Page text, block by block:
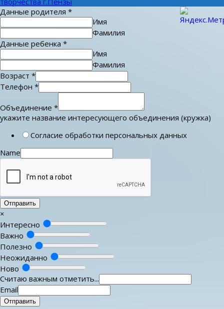
Данные родителя *
Имя
Фамилия
Данные ребенка *
Имя
Фамилия
Возраст *
Телефон *
Объединение *
укажите название интересующего объединения (кружка)
Согласие обработки персональных данных
Name
Отправить
×
Интересно
Важно
Полезно
Неожиданно
Ново
Считаю важным отметить...
Email
Отправить